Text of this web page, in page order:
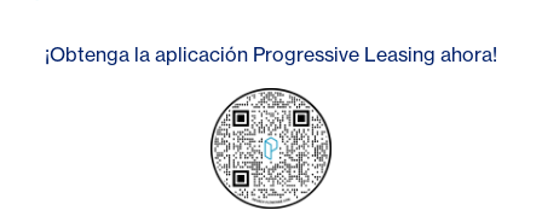
¡Obtenga la aplicación Progressive Leasing ahora!